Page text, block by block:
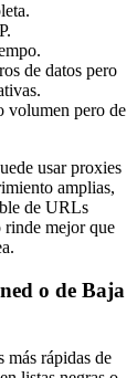
de datos pero
volumen pero de
usar proxies
amplias,
de URLs
rinde mejor que
o de Baja
más rápidas de